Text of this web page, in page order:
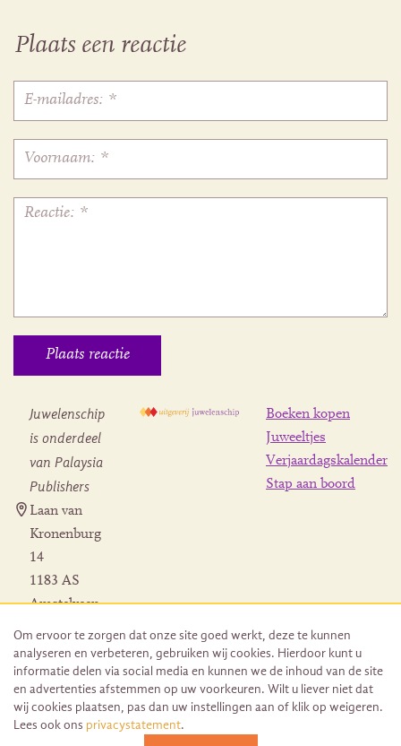
Plaats een reactie
Juwelenschip
is onderdeel
van Palaysia
Publishers
Laan van
Kronenburg
14
1183 AS
Amstelveen
Herroeping
bestelling
Boeken kopen
Juweeltjes
Verjaardagskalender
Stap aan boord
Om ervoor te zorgen dat onze site goed werkt, deze te kunnen
analyseren en verbeteren, gebruiken wij cookies. Hierdoor kunt u
informatie delen via social media en kunnen we de inhoud van de site
en advertenties afstemmen op uw voorkeuren. Wilt u liever niet dat
wij cookies plaatsen, pas dan uw instellingen aan of klik op weigeren.
Lees ook ons privacystatement.